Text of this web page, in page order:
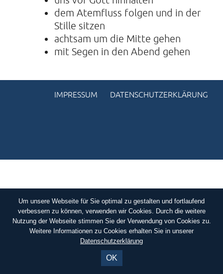
VORTRÄGE
ALLE TERMINE
KONTAKTE
SO KOMMEN SIE ZU UNS
ARCHIV
IMPRESSUM
DATENSCHUTZERKLÄRUNG
dem Atemfluss folgen und in der
Stille sitzen
achtsam um die Mitte gehen
mit Segen in den Abend gehen
IMPRESSUM DATENSCHUTZERKLÄRUNG
Um unsere Webseite für Sie optimal zu gestalten und fortlaufend
verbessern zu können, verwenden wir Cookies. Durch die weitere
Nutzung der Webseite stimmen Sie der Verwendung von Cookies zu.
Weitere Informationen zu Cookies erhalten Sie in unserer
Datenschutzerklärung
OK